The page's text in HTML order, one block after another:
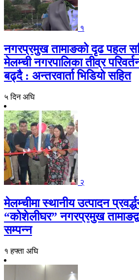
१
नगरप्रमुख तामाङको दृढ पहल
मेलम्ची नगरपालिका तीव्र
बढ्दै : अन्तरवार्ता भिडियो सहित
५ दिन अघि
२
मेलम्चीमा स्थानीय उत्पादन
“कोशेलीघर” नगरप्रमुख
सम्पन्न
१ हफ्ता अघि